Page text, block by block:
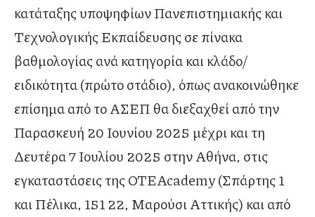
κατάταξης υποψηφίων Πανεπιστημιακής και
Τεχνολογικής Εκπαίδευσης σε πίνακα
βαθμολογίας ανά κατηγορία και κλάδο/
ειδικότητα (πρώτο στάδιο), όπως ανακοινώθηκε
επίσημα από το ΑΣΕΠ θα διεξαχθεί από την
Παρασκευή 20 Ιουνίου 2025 μέχρι και τη
Δευτέρα 7 Ιουλίου 2025 στην Αθήνα, στις
εγκαταστάσεις της OTEAcademy (Σπάρτης 1
και Πέλικα, 151 22, Μαρούσι Αττικής) και από